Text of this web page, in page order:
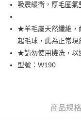
付款後全家取貨(免運)
免運費
7-11取貨付款(免運)
吸震緩衝，厚毛圈
★羊毛屬天然纖維，
起毛球，此為正常現
★請勿使用機洗，以
型號：W190
商品規格